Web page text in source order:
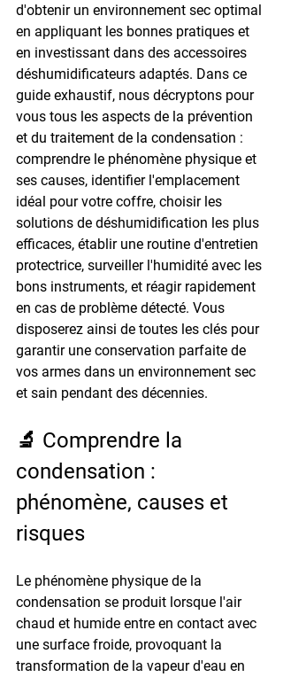
d'obtenir un environnement sec optimal
en appliquant les bonnes pratiques et
en investissant dans des accessoires
déshumidificateurs adaptés. Dans ce
guide exhaustif, nous décryptons pour
vous tous les aspects de la prévention
et du traitement de la condensation :
comprendre le phénomène physique et
ses causes, identifier l'emplacement
idéal pour votre coffre, choisir les
solutions de déshumidification les plus
efficaces, établir une routine d'entretien
protectrice, surveiller l'humidité avec les
bons instruments, et réagir rapidement
en cas de problème détecté. Vous
disposerez ainsi de toutes les clés pour
garantir une conservation parfaite de
vos armes dans un environnement sec
et sain pendant des décennies.
🔬 Comprendre la
condensation :
phénomène, causes et
risques
Le phénomène physique de la
condensation se produit lorsque l'air
chaud et humide entre en contact avec
une surface froide, provoquant la
transformation de la vapeur d'eau en